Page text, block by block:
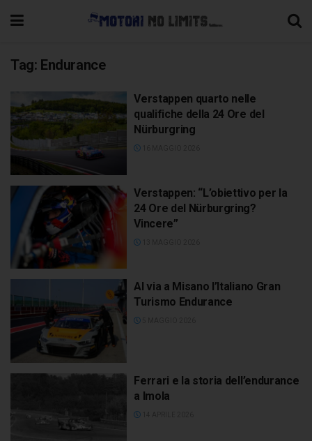
Tag: Endurance
Verstappen quarto nelle
qualifiche della 24 Ore del
Nürburgring
Verstappen: “L’obiettivo per la
24 Ore del Nürburgring?
Vincere”
Al via a Misano l’Italiano Gran
Turismo Endurance
Ferrari e la storia dell’endurance
a Imola